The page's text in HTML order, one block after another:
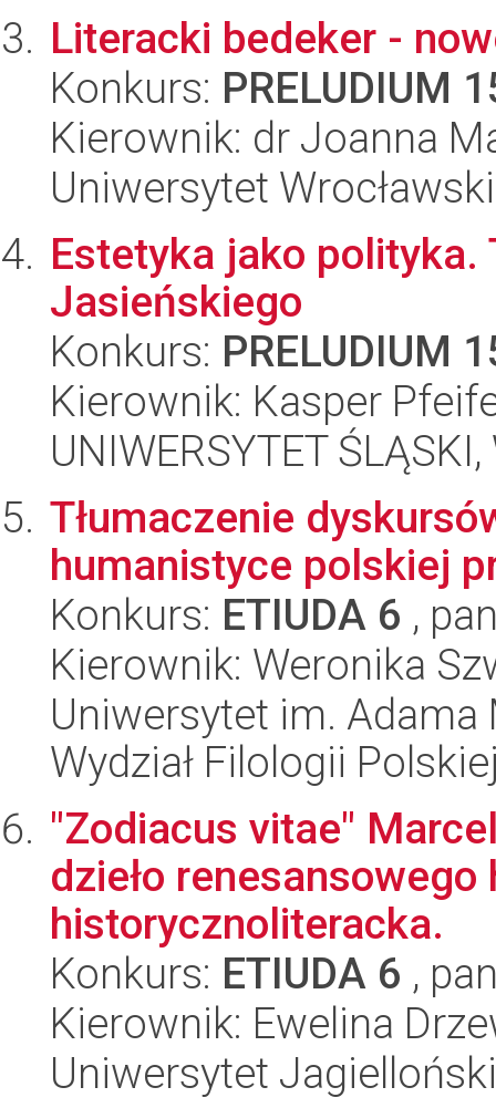
Literacki bedeker -
Konkurs: PRELUDIUM
Kierownik: dr Joanna
Uniwersytet
Estetyka jako polityka.
Jasieńskiego
Konkurs: PRELUDIUM
Kierownik: Kasper
UNIWERSYTET
Tłumaczenie
humanistyce polskiej
Konkurs: ETIUDA 6 ,
Kierownik: Weronika
Uniwersytet im.
Wydział Filologii
"Zodiacus vitae"
dzieło
historycznoliteracka.
Konkurs: ETIUDA 6 ,
Kierownik: Ewelina
Uniwersytet